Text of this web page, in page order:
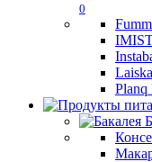
0
Planq